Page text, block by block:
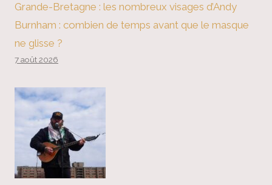
Grande-Bretagne : les nombreux visages d’Andy
Burnham : combien de temps avant que le masque
ne glisse ?
7 août 2026